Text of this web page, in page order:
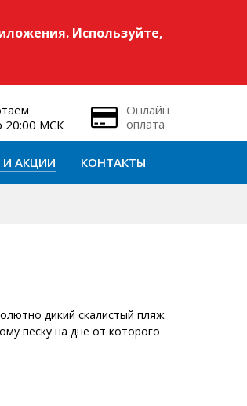
Используйте,
20:00 МСК
Онлайн
оплата
АКЦИИ КОНТАКТЫ
дикий скалистый пляж
песку на дне от которого